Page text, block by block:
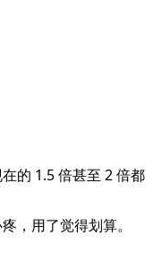
的 1.5 倍甚至 2 倍都
，用了觉得划算。